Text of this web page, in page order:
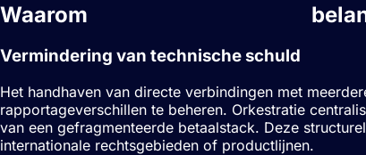
Waarom
Vermindering van technische schuld
Het handhaven van directe verbindingen met
rapportageverschillen te beheren. Orkestratie
van een gefragmenteerde betaalstack. Deze
internationale rechtsgebieden of productlijnen.